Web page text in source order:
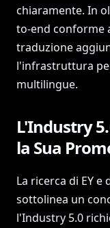
chiaramente. In
to-end conforme
traduzione
l'infrastruttura
multilingue.
L'Industry
la Sua
La ricerca di EY e
sottolinea un
l'Industry 5.0